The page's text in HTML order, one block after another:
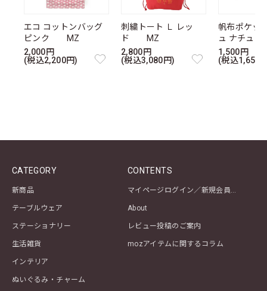
エコ コットンバッグ
ピンク MZ
2,000円
(税込2,200円)
刺繍トート Ｌ レッ
ド MZ
2,800円
(税込3,080円)
帆布ポケッ
ュ ナチュ
1,500円
(税込1,650
CATEGORY
新商品
テーブルウェア
ステーショナリー
生活雑貨
インテリア
ぬいぐるみ・チャーム
CONTENTS
About
レビュー投稿のご案内
mozアイテムに関するコラム